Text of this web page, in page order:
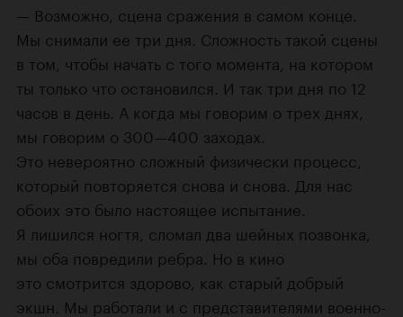
Возможно, сцена сражения в самом конце.
Мы снимали ее три дня. Сложность такой сцены
в том, чтобы начать с того момента, на котором
ты только что остановился. И так три дня по 12
часов в день. А когда мы говорим о трех днях,
мы говорим о 300—400 заходах.
Это невероятно сложный физически процесс,
который повторяется снова и снова. Для нас
обоих это было настоящее испытание.
Я лишился ногтя, сломал два шейных позвонка,
мы оба повредили ребра. Но в кино
это смотрится здорово, как старый добрый
экшн. Мы работали и с представителями военно-